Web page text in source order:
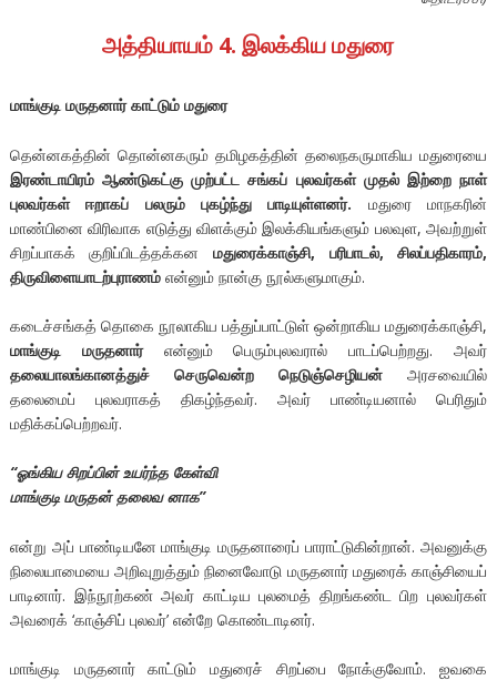
அத்தியாயம் 4. இலக்கிய மதுரை
மாங்குடி மருதனார் காட்டும் மதுரை
தென்னகத்தின் தொன்னகரும் தமிழகத்தின் தலைநகருமாகிய மதுரையை
இரண்டாயிரம் ஆண்டுகட்கு முற்பட்ட சங்கப் புலவர்கள் முதல் இற்றை நாள்
புலவர்கள் ஈறாகப் பலரும் புகழ்ந்து பாடியுள்ளனர். மதுரை மாநகரின்
மாண்பினை விரிவாக எடுத்து விளக்கும் இலக்கியங்களும் பலவுள, அவற்றுள்
சிறப்பாகக் குறிப்பிடத்தக்கன மதுரைக்காஞ்சி, பரிபாடல், சிலப்பதிகாரம்,
திருவிளையாடற்புராணம்என்னும் நான்கு நூல்களுமாகும்.
கடைச்சங்கத் தொகை நூலாகிய பத்துப்பாட்டுள் ஒன்றாகிய மதுரைக்காஞ்சி,
மாங்குடி மருதனார் என்னும் பெரும்புலவரால் பாடப்பெற்றது. அவர்
தலையாலங்கானத்துச் செருவென்ற நெடுஞ்செழியன்அரசவையில்
தலைமைப் புலவராகத் திகழ்ந்தவர். அவர் பாண்டியனால் பெரிதும்
மதிக்கப்பெற்றவர்.
“ஓங்கிய சிறப்பின் உயர்ந்த கேள்வி
மாங்குடி மருதன் தலைவ னாக”
என்று அப் பாண்டியனே மாங்குடி மருதனாரைப் பாராட்டுகின்றான். அவனுக்கு
நிலையாமையை அறிவுறுத்தும் நினைவோடு மருதனார் மதுரைக் காஞ்சியைப்
பாடினார். இந்நூற்கண் அவர் காட்டிய புலமைத் திறங்கண்ட பிற புலவர்கள்
அவரைக் ‘காஞ்சிப் புலவர்’ என்றே கொண்டாடினர்.
மாங்குடி மருதனார் காட்டும் மதுரைச் சிறப்பை நோக்குவோம். ஐவகை